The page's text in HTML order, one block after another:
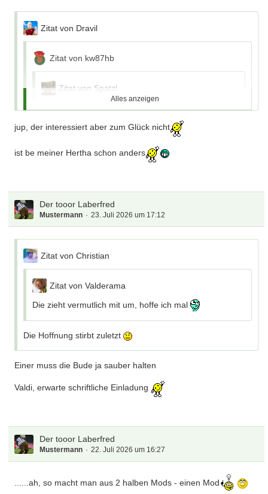
Zitat von Dravil
Zitat von kw87hb
Zitat von Spatzl
Zitat von Ticketchef2006
sich vorstellt und nicht nur fragen hat
Fragen stellen natürlich bevorzugt immer im
Bayern-Ticketalarm
Du siehst die Welt wohl gern brennen.
Alles anzeigen
Wir haben einen Bayern Ticket Alarmfred
Alles anzeigen
jup, der interessiert aber zum Glück nicht
ist be meiner Hertha schon anders
Der tooor Laberfred
Mustermann 23. Juli 2026 um 17:12
Zitat von Christian
Zitat von Valderama
Die zieht vermutlich mit um, hoffe ich mal
Die Hoffnung stirbt zuletzt
Einer muss die Bude ja sauber halten
Valdi, erwarte schriftliche Einladung
Der tooor Laberfred
Mustermann 22. Juli 2026 um 16:27
......ah, so macht man aus 2 halben Mods - einen Mod